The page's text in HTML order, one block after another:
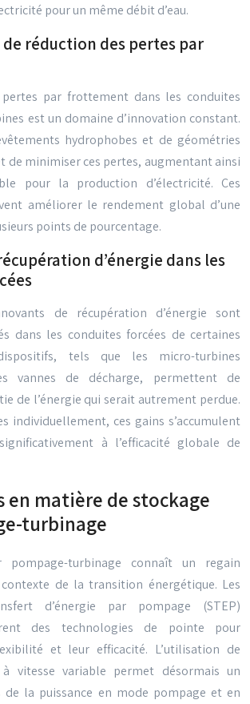
pour un même débit d’eau.
réduction des pertes par
par frottement dans les conduites
est un domaine d’innovation constant.
hydrophobes et de géométries
de minimiser ces pertes, augmentant ainsi
pour la production d’électricité. Ces
améliorer le rendement global d’une
points de pourcentage.
d’énergie dans les
de récupération d’énergie sont
dans les conduites forcées de certaines
tels que les micro-turbines
vannes de décharge, permettent de
de l’énergie qui serait autrement perdue.
individuellement, ces gains s’accumulent
à l’efficacité globale de
en matière de stockage
turbinage
pompage-turbinage connaît un regain
de la transition énergétique. Les
d’énergie par pompage (STEP)
des technologies de pointe pour
et leur efficacité. L’utilisation de
à vitesse variable permet désormais un
de la puissance en mode pompage et en